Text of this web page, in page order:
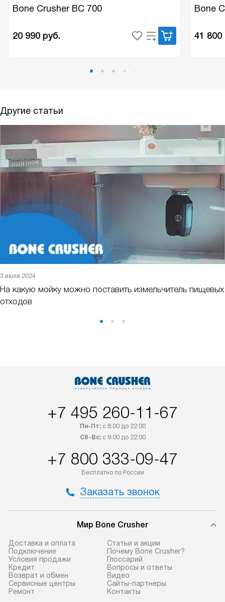
Bone Crusher BC 700
20 990 руб.
Bone
41 800
Другие статьи
3 июля 2024
На какую мойку можно поставить измельчитель пищевых
отходов
+7 495 260-11-67
Пн-Пт:с 8:00 до 22:00
Сб-Вс:с 9:00 до 22:00
+7 800 333-09-47
Бесплатно по России
Заказать звонок
Мир Bone Crusher
Доставка и оплата
Подключение
Условия продажи
Кредит
Возврат и обмен
Сервисные центры
Ремонт
Статьи и акции
Почему Bone Crusher?
Глоссарий
Вопросы и ответы
Видео
Сайты-партнеры
Контакты